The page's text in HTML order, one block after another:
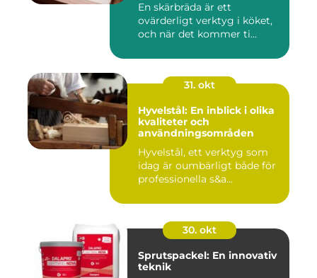
En skärbräda är ett
ovärderligt verktyg i köket,
och när det kommer ti...
31. okt
Hyvelstål: En inblick i olika
kvaliteter och
användningsområden
Hyvelstål, ett verktyg som
idag är oumbärligt både för
professionella s&a...
30. okt
Sprutspackel: En innovativ
teknik